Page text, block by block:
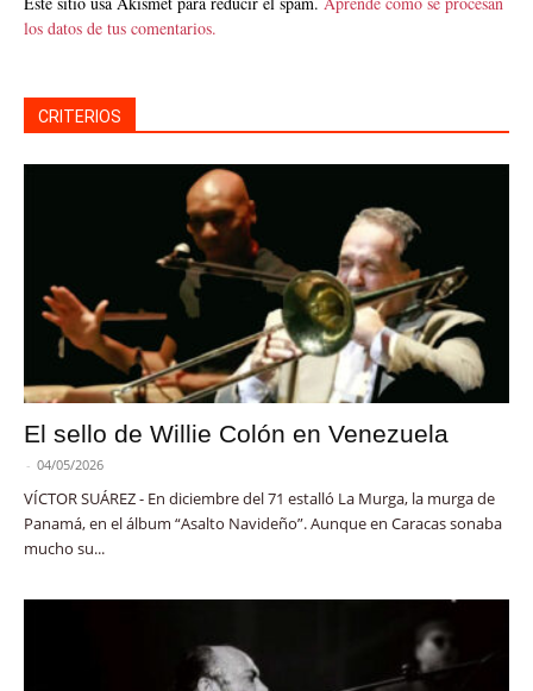
los datos de tus comentarios.
CRITERIOS
El sello de Willie Colón en Venezuela
- 04/05/2026
VÍCTOR SUÁREZ - En diciembre del 71 estalló La Murga, la murga de
Panamá, en el álbum “Asalto Navideño”. Aunque en Caracas sonaba
mucho su...